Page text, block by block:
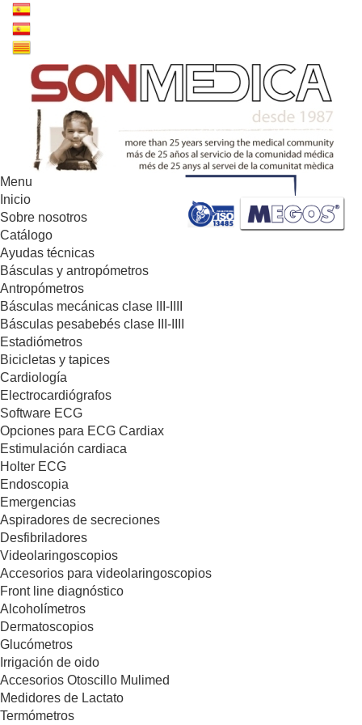
Menu
Inicio
Sobre nosotros
Catálogo
Ayudas técnicas
Básculas y antropómetros
Antropómetros
Básculas mecánicas clase III-IIII
Básculas pesabebés clase III-IIII
Estadiómetros
Bicicletas y tapices
Cardiología
Electrocardiógrafos
Software ECG
Opciones para ECG Cardiax
Estimulación cardiaca
Holter ECG
Endoscopia
Emergencias
Aspiradores de secreciones
Desfibriladores
Videolaringoscopios
Accesorios para videolaringoscopios
Front line diagnóstico
Alcoholímetros
Dermatoscopios
Glucómetros
Irrigación de oido
Accesorios Otoscillo Mulimed
Medidores de Lactato
Termómetros